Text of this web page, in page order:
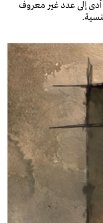
قبل عام 2011، ما أدى إلى عدد غير معروف